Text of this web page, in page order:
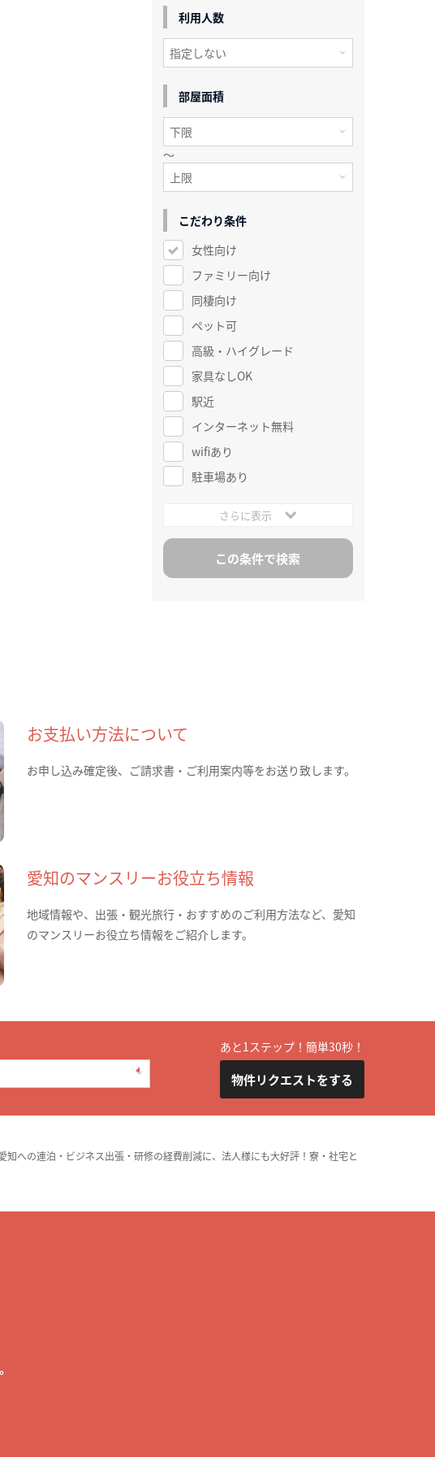
利用人数
部屋面積
～
こだわり条件
女性向け
ファミリー向け
同棲向け
ペット可
高級・ハイグレード
家具なしOK
駅近
インターネット無料
wifiあり
駐車場あり
さらに表示
お支払い方法について
お申し込み確定後、ご請求書・ご利用案内等をお送り致します。
愛知のマンスリーお役立ち情報
地域情報や、出張・観光旅行・おすすめのご利用方法など、愛知
のマンスリーお役立ち情報をご紹介します。
あと1ステップ！簡単30秒！
物件リクエストをする
への連泊・ビジネス出張・研修の経費削減に、法人様にも大好評！寮・社宅と